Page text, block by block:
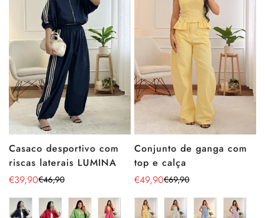
Casaco desportivo com
riscas laterais LUMINA
Preço
de
venda
€39,90
Preço
regular
€46,90
Conjunto de ganga com
top e calça
Preço
de
venda
€49,90
Preço
regular
€69,90